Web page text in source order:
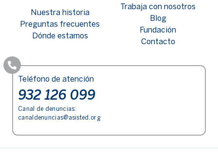
Nuestra historia
Preguntas frecuentes
Dónde estamos
Trabaja con nosotros
Blog
Fundación
Contacto
Teléfono de atención
932 126 099
Canal de denuncias:
canaldenuncias@asisted.org